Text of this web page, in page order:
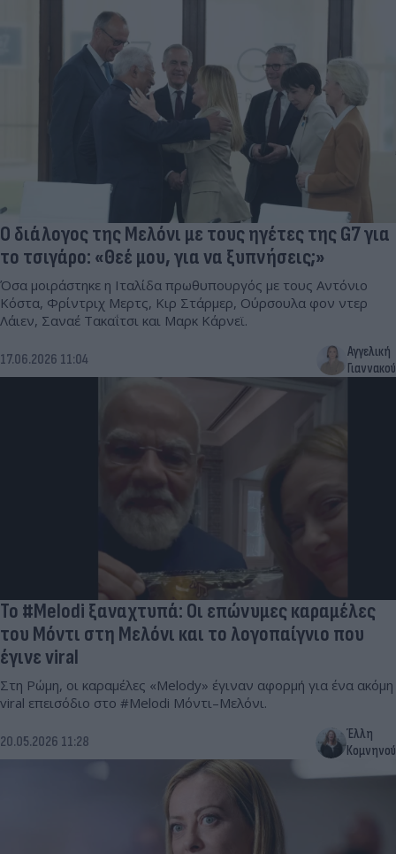
Ο διάλογος της Μελόνι με τους ηγέτες της G7 για
το τσιγάρο: «Θεέ μου, για να ξυπνήσεις;»
Όσα μοιράστηκε η Ιταλίδα πρωθυπουργός με τους Αντόνιο
Κόστα, Φρίντριχ Μερτς, Κιρ Στάρμερ, Ούρσουλα φον ντερ
Λάιεν, Σαναέ Τακαΐτσι και Μαρκ Κάρνεϊ.
17.06.2026 11:04
Αγγελική
Γιαννακού
Το #Melodi ξαναχτυπά: Οι επώνυμες καραμέλες
του Μόντι στη Μελόνι και το λογοπαίγνιο που
έγινε viral
Στη Ρώμη, οι καραμέλες «Melody» έγιναν αφορμή για ένα ακόμη
viral επεισόδιο στο #Melodi Μόντι–Μελόνι.
20.05.2026 11:28
Έλλη
Κομνηνού